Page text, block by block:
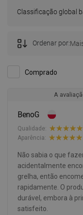
Classificação global
Comprado
Ordenar por:
A
BenoG
Qualidade:
Aparência:
Não sabia o que
acidentalmente
grelha, então
rapidamente. O
durável, embora à
satisfeito.